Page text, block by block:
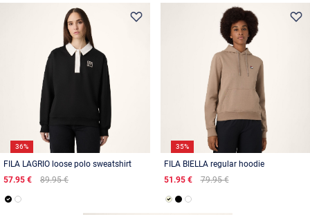
36%
FILA LAGRIO loose polo sweatshirt
57.95 €
89.95 €
35%
FILA BIELLA regular hoodie
51.95 €
79.95 €